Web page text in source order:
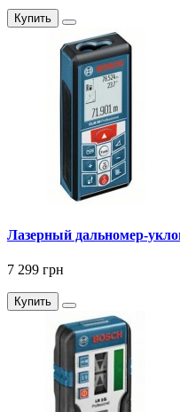
Купить
Лазерный дальномер-
7 299 грн
Купить